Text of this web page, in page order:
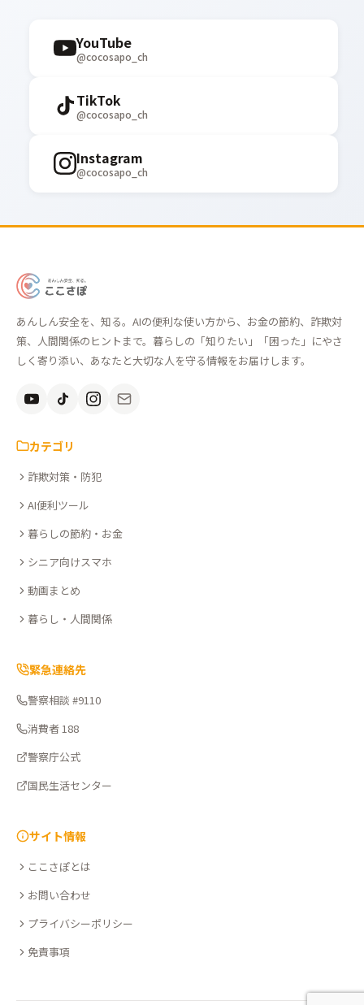
YouTube
@cocosapo_ch
TikTok
@cocosapo_ch
Instagram
@cocosapo_ch
あ
ん
し
ん
全
知
る。
こ
ぽ
あんしん安全を、知る。AIの便利な使い方から、お金の節約、詐欺対
策、人間関係のヒントまで。暮らしの「知りたい」「困った」にやさ
しく寄り添い、あなたと大切な人を守る情報をお届けします。
カテゴリ
詐欺対策・防犯
AI便利ツール
暮らしの節約・お金
シニア向けスマホ
動画まとめ
暮らし・人間関係
緊急連絡先
警察相談 #9110
消費者 188
警察庁公式
国民生活センター
サイト情報
ここさぽとは
お問い合わせ
プライバシーポリシー
免責事項